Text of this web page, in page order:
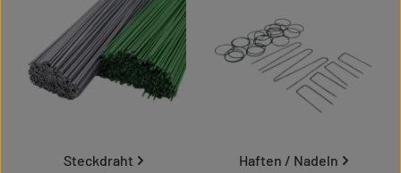
Steckdraht Haften / Nadeln